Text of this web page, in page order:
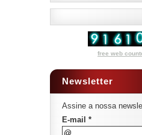
free web
Newsletter
Assine a nossa
E-mail *